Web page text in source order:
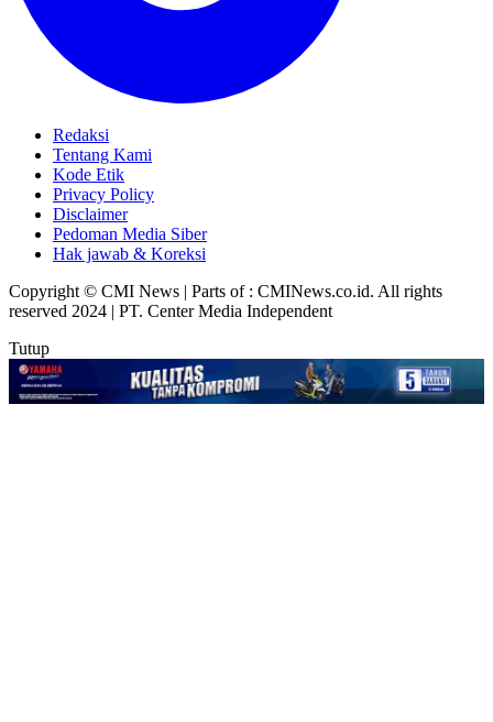
Redaksi
Tentang Kami
Kode Etik
Privacy Policy
Disclaimer
Pedoman Media Siber
Hak jawab & Koreksi
Copyright © CMI News | Parts of : CMINews.co.id. All rights
reserved 2024 | PT. Center Media Independent
Tutup